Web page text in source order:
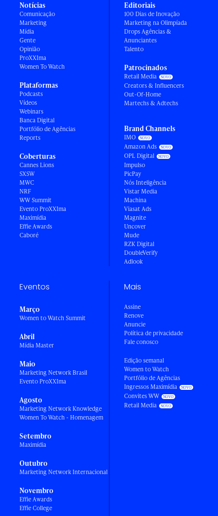
Notícias
Comunicação
Marketing
Mídia
Gente
Opinião
ProXXIma
Women To Watch
Plataformas
Podcasts
Vídeos
Webinars
Banca Digital
Portfólio de Agências
Reports
Coberturas
Cannes Lions
SXSW
MWC
NRF
WW Summit
Evento ProXXIma
Maximídia
Effie Awards
Caboré
Editoriais
100 Dias de Inovação
Marketing na Olimpíada
Drops Agências &
Anunciantes
Talento
Patrocinados
Retail Media
Creators & Influencers
Out-Of-Home
Martechs & Adtechs
Brand Channels
IMO
Amazon Ads
OPL Digital
Impulso
PicPay
Nós Inteligência
Vistar Media
Machina
Viasat Ads
Magnite
Uncover
Mude
RZK Digital
DoubleVerify
Adlook
Eventos
Março
Women to Watch Summit
Abril
Mídia Master
Maio
Marketing Network Brasil
Evento ProXXIma
Agosto
Marketing Network Knowledge
Women To Watch - Homenagem
Setembro
Maximídia
Outubro
Marketing Network Internacional
Novembro
Effie Awards
Effie College
Mais
Assine
Renove
Anuncie
Política de privacidade
Fale conosco
Edição semanal
Women to Watch
Portfólio de Agências
Ingressos Maximídia
Convites WW
Retail Media